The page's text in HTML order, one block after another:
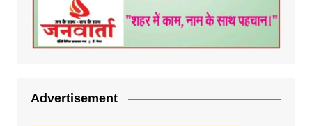
Advertisement